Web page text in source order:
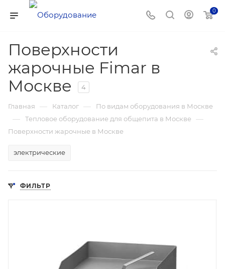
0
Поверхности
жарочные Fimar в
Москве
4
Главная — Каталог — По видам оборудования в Москве
— Тепловое оборудование для общепита в Москве —
Поверхности жарочные в Москве
электрические
ФИЛЬТР